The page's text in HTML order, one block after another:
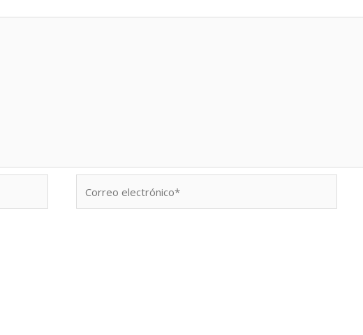
electrónico*